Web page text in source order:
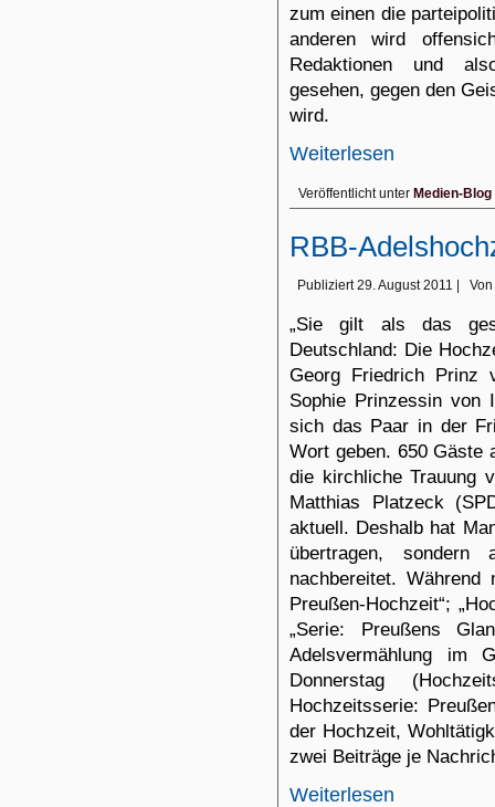
zum einen die
anderen wird
Redaktionen und
gesehen, gegen den
wird.
Weiterlesen
Veröffentlicht unter Medien-Blog
RBB-
Publiziert 29. August 2011 Von
„Sie gilt als das
Deutschland: Die
Georg Friedrich Prinz
Sophie Prinzessin von
sich das Paar in der
Wort geben. 650 Gäste
die kirchliche Trauung
Matthias Platzeck
aktuell. Deshalb hat
übertragen,
nachbereitet.
Preußen-Hochzeit“;
„Serie: Preußens
Adelsvermählung im
Donnerstag (
Hochzeitsserie:
der Hochzeit,
zwei Beiträge je
Weiterlesen